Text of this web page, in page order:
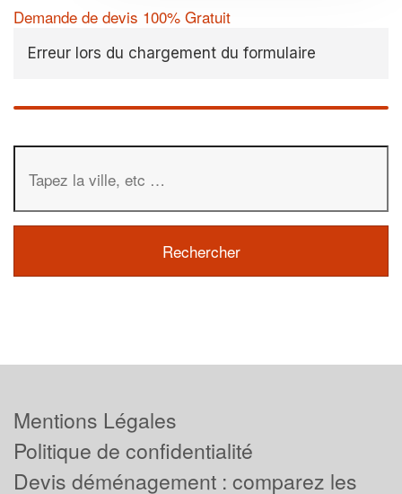
Demande de devis 100% Gratuit
Erreur lors du chargement du formulaire
Mentions Légales
Politique de confidentialité
Devis déménagement : comparez les